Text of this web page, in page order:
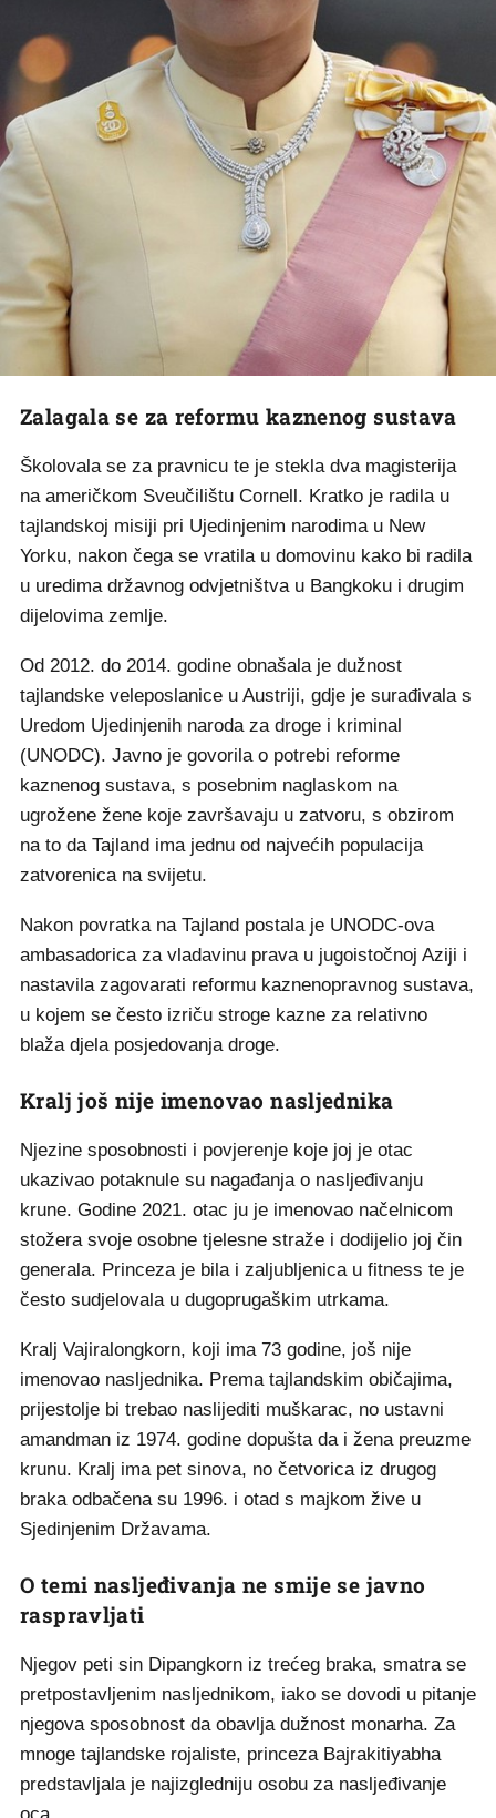
Zalagala se za reformu kaznenog sustava
Školovala se za pravnicu te je stekla dva magisterija
na američkom Sveučilištu Cornell. Kratko je radila u
tajlandskoj misiji pri Ujedinjenim narodima u New
Yorku, nakon čega se vratila u domovinu kako bi radila
u uredima državnog odvjetništva u Bangkoku i drugim
dijelovima zemlje.
Od 2012. do 2014. godine obnašala je dužnost
tajlandske veleposlanice u Austriji, gdje je surađivala s
Uredom Ujedinjenih naroda za droge i kriminal
(UNODC). Javno je govorila o potrebi reforme
kaznenog sustava, s posebnim naglaskom na
ugrožene žene koje završavaju u zatvoru, s obzirom
na to da Tajland ima jednu od najvećih populacija
zatvorenica na svijetu.
Nakon povratka na Tajland postala je UNODC-ova
ambasadorica za vladavinu prava u jugoistočnoj Aziji i
nastavila zagovarati reformu kaznenopravnog sustava,
u kojem se često izriču stroge kazne za relativno
blaža djela posjedovanja droge.
Kralj još nije imenovao nasljednika
Njezine sposobnosti i povjerenje koje joj je otac
ukazivao potaknule su nagađanja o nasljeđivanju
krune. Godine 2021. otac ju je imenovao načelnicom
stožera svoje osobne tjelesne straže i dodijelio joj čin
generala. Princeza je bila i zaljubljenica u fitness te je
često sudjelovala u dugoprugaškim utrkama.
Kralj Vajiralongkorn, koji ima 73 godine, još nije
imenovao nasljednika. Prema tajlandskim običajima,
prijestolje bi trebao naslijediti muškarac, no ustavni
amandman iz 1974. godine dopušta da i žena preuzme
krunu. Kralj ima pet sinova, no četvorica iz drugog
braka odbačena su 1996. i otad s majkom žive u
Sjedinjenim Državama.
O temi nasljeđivanja ne smije se javno
raspravljati
Njegov peti sin Dipangkorn iz trećeg braka, smatra se
pretpostavljenim nasljednikom, iako se dovodi u pitanje
njegova sposobnost da obavlja dužnost monarha. Za
mnoge tajlandske rojaliste, princeza Bajrakitiyabha
predstavljala je najizgledniju osobu za nasljeđivanje